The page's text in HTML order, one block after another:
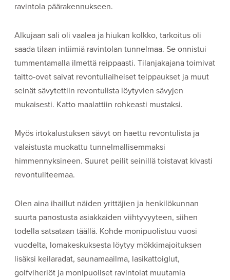
ravintola päärakennukseen.
Alkujaan sali oli vaalea ja hiukan kolkko, tarkoitus oli
saada tilaan intiimiä ravintolan tunnelmaa. Se onnistui
tummentamalla ilmettä reippaasti. Tilanjakajana toimivat
taitto-ovet saivat revontuliaiheiset teippaukset ja muut
seinät sävytettiin revontulista löytyvien sävyjen
mukaisesti. Katto maalattiin rohkeasti mustaksi.
Myös irtokalustuksen sävyt on haettu revontulista ja
valaistusta muokattu tunnelmallisemmaksi
himmennyksineen. Suuret peilit seinillä toistavat kivasti
revontuliteemaa.
Olen aina ihaillut näiden yrittäjien ja henkilökunnan
suurta panostusta asiakkaiden viihtyvyyteen, siihen
todella satsataan täällä. Kohde monipuolistuu vuosi
vuodelta, lomakeskuksesta löytyy mökkimajoituksen
lisäksi keilaradat, saunamaailma, lasikattoiglut,
golfviheriöt ja monipuoliset ravintolat muutamia